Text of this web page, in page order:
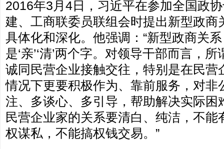
2016年3月4日，习近平在参加全国政
建、工商联委员联组会时提出新型政商
具体化和深化。他强调：“新型政商关
是‘亲’‘清’两个字。对领导干部而言，所
诚同民营企业接触交往，特别是在民营
情况下更要积极作为、靠前服务，对非
注、多谈心、多引导，帮助解决实际困
民营企业家的关系要清白、纯洁，不能
权谋私，不能搞权钱交易。”